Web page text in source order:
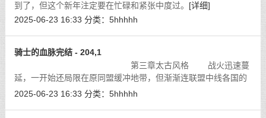
到了，但这个新年注定要在忙碌和紧张中度过。 [详细]
2025-06-23 16:33 分类： 5hhhhh
骑士的血脉完结 - 204,1
第三章太古风格 战火迅速蔓
延，一开始还局限在原同盟缓冲地带，但渐渐连联盟中线各国的
本土也燃起烽烟。[详细]
2025-06-23 16:33 分类： 5hhhhh